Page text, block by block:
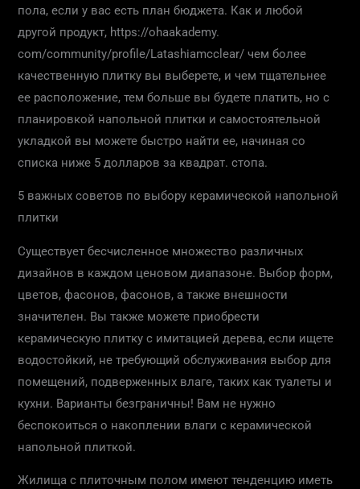
пола, если у вас есть план бюджета. Как и любой
другой продукт, https://ohaakademy.
com/community/profile/Latashiamcclear/ чем более
качественную плитку вы выберете, и чем тщательнее
ее расположение, тем больше вы будете платить, но с
планировкой напольной плитки и самостоятельной
укладкой вы можете быстро найти ее, начиная со
списка ниже 5 долларов за квадрат. стопа.
5 важных советов по выбору керамической напольной
плитки
Существует бесчисленное множество различных
дизайнов в каждом ценовом диапазоне. Выбор форм,
цветов, фасонов, фасонов, а также внешности
значителен. Вы также можете приобрести
керамическую плитку с имитацией дерева, если ищете
водостойкий, не требующий обслуживания выбор для
помещений, подверженных влаге, таких как туалеты и
кухни. Варианты безграничны! Вам не нужно
беспокоиться о накоплении влаги с керамической
напольной плиткой.
Жилища с плиточным полом имеют тенденцию иметь